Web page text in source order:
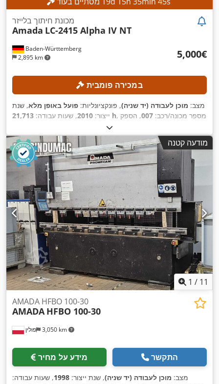
Baden-Württemberg
2,895 km
מכונת חיתוך בלייזר
Amada LC-2415 Alpha IV NT
‏5,000 ‏€
במכירה פומבית
מצב: מוכן לעבודה (יד שניה), פונקציונליות: פועל באופן מלא, שנת
ייצור: 2010, שעות עבודה: 21,713 h , מספר מכונה/רכב: 007, הספק
, עובי מירבי של יריעת פלדה:
מקסימלי של פח נירוסטה:10 מ"מ
, עובי מירבי של יריעת אלומיניום:
8 מ"מ, מרחק נסיעה בציר X: 2,520 מ"מ, מרחק תנועה בציר Y:
1,550 מ"מ, מרחק תנועה ציר Z: 300 מ"מ,
מודעה קטנה
1 / 11
פולין 3,050 km
AMADA HFBO 100-30
AMADA HFBO 100-30
מידע על מחיר התקשר
מצב: מוכן לעבודה (יד שניה), שנת ייצור: 1998, שעות עבודה: